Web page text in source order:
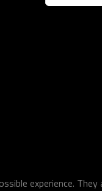
experience.